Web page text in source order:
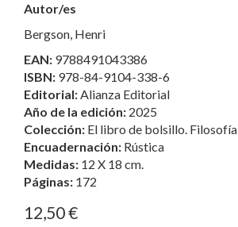
Autor/es
Bergson, Henri
EAN: 9788491043386
ISBN: 978-84-9104-338-6
Editorial:Alianza Editorial
Año de la edición: 2025
Colección: El libro de bolsillo. Filosofía
Encuadernación: Rústica
Medidas: 12 X 18 cm.
Páginas: 172
12,50 €